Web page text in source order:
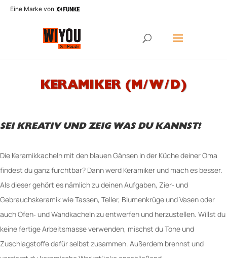
Eine Marke von
KERAMIKER (M/W/D)
SEI KREATIV UND ZEIG WAS DU KANNST!
Die Keramikkacheln mit den blauen Gänsen in der Küche deiner Oma
findest du ganz furchtbar? Dann werd Keramiker und mach es besser.
Als dieser gehört es nämlich zu deinen Aufgaben, Zier‐ und
Gebrauchskeramik wie Tassen, Teller, Blumenkrüge und Vasen oder
auch Ofen‐ und Wandkacheln zu entwerfen und herzustellen. Willst du
keine fertige Arbeitsmasse verwenden, mischst du Tone und
Zuschlagstoffe dafür selbst zusammen. Außerdem brennst und